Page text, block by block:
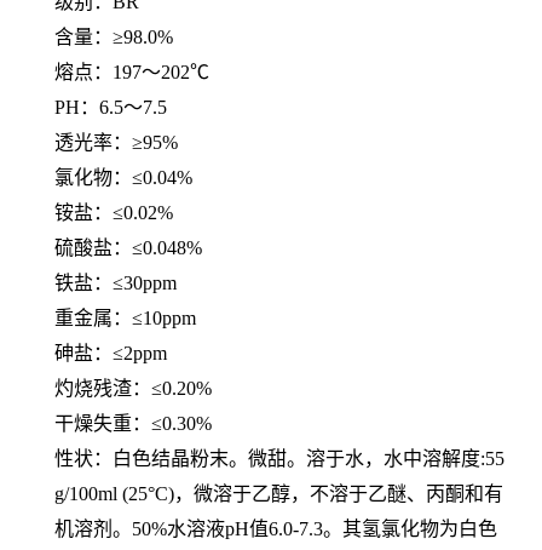
含量： ≥98.0%
熔点： 197～202℃
PH：6.5～7.5
透光率： ≥95%
氯化物： ≤0.04%
铵盐： ≤0.02%
硫酸盐： ≤0.048%
铁盐： ≤30ppm
重金属： ≤10ppm
砷盐： ≤2ppm
灼烧残渣： ≤0.20%
干燥失重： ≤0.30%
性状：白色结晶粉末。微甜。溶于水，水中溶解度:55
g/100ml (25°C)，微溶于乙醇，不溶于乙醚、丙酮和有
机溶剂。50%水溶液pH值6.0-7.3。其氢氯化物为白色